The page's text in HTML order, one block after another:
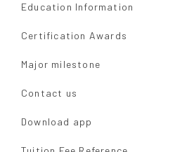
Education Information
Certification Awards
Major milestone
Contact us
Download app